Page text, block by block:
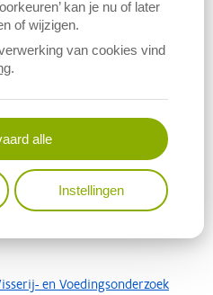
Landbouw en Zeevisserij
en Voedingsonderzoek
kan je nu of later
of wijzigen.
van cookies vind
.
alle
Instellingen